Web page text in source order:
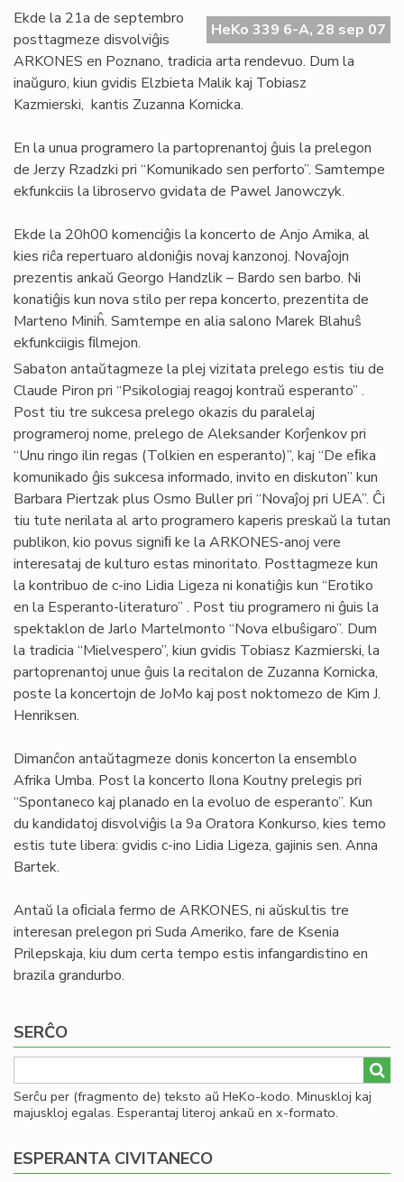
HeKo 339 6-A, 28 sep 07
Ekde la 21a de septembro
posttagmeze disvolviĝis
ARKONES en Poznano, tradicia arta rendevuo. Dum la
inaŭguro, kiun gvidis Elzbieta Malik kaj Tobiasz
Kazmierski, kantis Zuzanna Kornicka.
En la unua programero la partoprenantoj ĝuis la prelegon
de Jerzy Rzadzki pri “Komunikado sen perforto”. Samtempe
ekfunkciis la libroservo gvidata de Pawel Janowczyk.
Ekde la 20h00 komenciĝis la koncerto de Anjo Amika, al
kies riĉa repertuaro aldoniĝis novaj kanzonoj. Novaĵojn
prezentis ankaŭ Georgo Handzlik – Bardo sen barbo. Ni
konatiĝis kun nova stilo per repa koncerto, prezentita de
Marteno Miniĥ. Samtempe en alia salono Marek Blahuŝ
ekfunkciigis ﬁlmejon.
Sabaton antaŭtagmeze la plej vizitata prelego estis tiu de
Claude Piron pri “Psikologiaj reagoj kontraŭ esperanto” .
Post tiu tre sukcesa prelego okazis du paralelaj
programeroj nome, prelego de Aleksander Korĵenkov pri
“Unu ringo ilin regas (Tolkien en esperanto)”, kaj “De eﬁka
komunikado ĝis sukcesa informado, invito en diskuton” kun
Barbara Piertzak plus Osmo Buller pri “Novaĵoj pri UEA”. Ĉi
tiu tute nerilata al arto programero kaperis preskaŭ la tutan
publikon, kio povus signiﬁ ke la ARKONES-anoj vere
interesataj de kulturo estas minoritato. Posttagmeze kun
la kontribuo de c-ino Lidia Ligeza ni konatiĝis kun “Erotiko
en la Esperanto-literaturo” . Post tiu programero ni ĝuis la
spektaklon de Jarlo Martelmonto “Nova elbuŝigaro”. Dum
la tradicia “Mielvespero”, kiun gvidis Tobiasz Kazmierski, la
partoprenantoj unue ĝuis la recitalon de Zuzanna Kornicka,
poste la koncertojn de JoMo kaj post noktomezo de Kim J.
Henriksen.
Dimanĉon antaŭtagmeze donis koncerton la ensemblo
Afrika Umba. Post la koncerto Ilona Koutny prelegis pri
“Spontaneco kaj planado en la evoluo de esperanto”. Kun
du kandidatoj disvolviĝis la 9a Oratora Konkurso, kies temo
estis tute libera: gvidis c-ino Lidia Ligeza, gajinis sen. Anna
Bartek.
Antaŭ la oﬁciala fermo de ARKONES, ni aŭskultis tre
interesan prelegon pri Suda Ameriko, fare de Ksenia
Prilepskaja, kiu dum certa tempo estis infangardistino en
brazila grandurbo.
SERĈO
Serĉu per (fragmento de) teksto aŭ HeKo-kodo. Minuskloj kaj
majuskloj egalas. Esperantaj literoj ankaŭ en x-formato.
ESPERANTA CIVITANECO